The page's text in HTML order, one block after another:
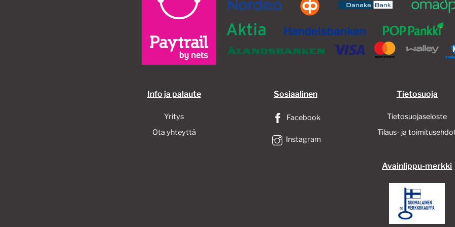
Info ja palaute
Yritys
Ota yhteyttä
Sosiaalinen
Facebook
Instagram
Tietosuoja
Tietosuojaseloste
Tilaus- ja
Avainlippu-merkki